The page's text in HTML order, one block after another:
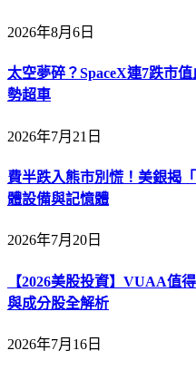
2026年8月6日
太空夢碎？SpaceX連7跌市
勢超車
2026年7月21日
費半跌入熊市別慌！美銀揭
體設備與記憶體
2026年7月20日
【2026美股投資】VUAA值
與成分股全解析
2026年7月16日